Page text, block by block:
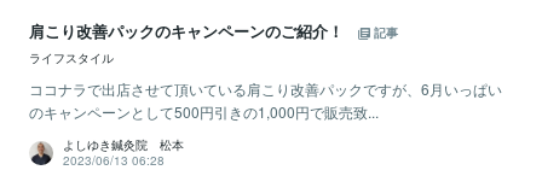
肩こり改善パックのキャンペーンのご紹介！
記事
ライフスタイル
ココナラで出店させて頂いている肩こり改善パックですが、6月いっぱい
のキャンペーンとして500円引きの1,000円で販売致...
よしゆき鍼灸院 松本
2023/06/13 06:28